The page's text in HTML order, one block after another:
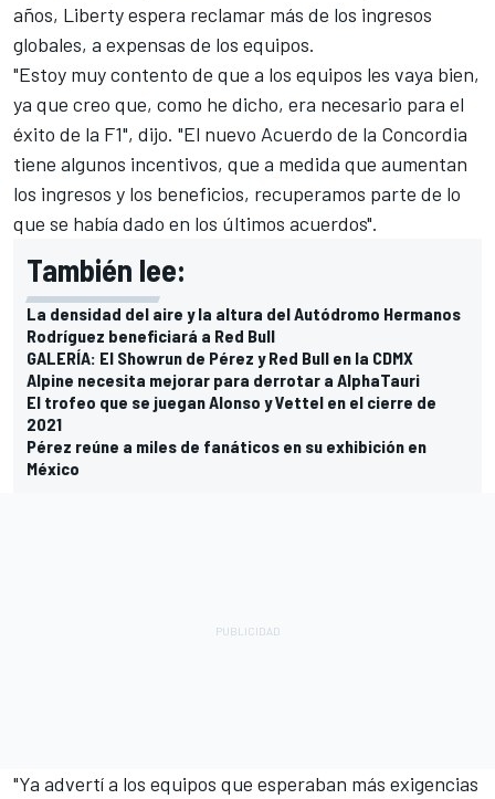
años, Liberty espera reclamar más de los ingresos
globales, a expensas de los equipos.
"Estoy muy contento de que a los equipos les vaya bien,
ya que creo que, como he dicho, era necesario para el
éxito de la F1", dijo. "El nuevo Acuerdo de la Concordia
tiene algunos incentivos, que a medida que aumentan
los ingresos y los beneficios, recuperamos parte de lo
que se había dado en los últimos acuerdos".
También lee:
La densidad del aire y la altura del Autódromo Hermanos
Rodríguez beneficiará a Red Bull
GALERÍA: El Showrun de Pérez y Red Bull en la CDMX
Alpine necesita mejorar para derrotar a AlphaTauri
El trofeo que se juegan Alonso y Vettel en el cierre de
2021
Pérez reúne a miles de fanáticos en su exhibición en
México
"Ya advertí a los equipos que esperaban más exigencias